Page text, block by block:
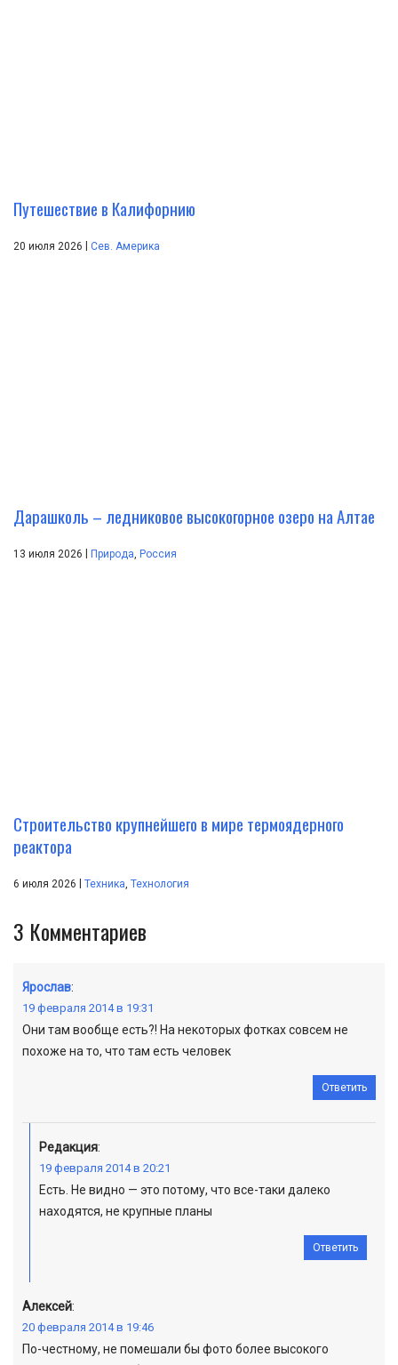
Путешествие в Калифорнию
20 июля 2026 Сев. Америка
Дарашколь – ледниковое высокогорное озеро на Алтае
13 июля 2026 Природа, Россия
Строительство крупнейшего в мире термоядерного
реактора
6 июля 2026 | Техника Технология
3 Комментариев
Ярослав:
19 февраля 2014 в 19:31
Они там вообще есть?! На некоторых фотках совсем не
похоже на то, что там есть человек
Ответить
Редакция:
19 февраля 2014 в 20:21
Есть. Не видно — это потому, что все-таки далеко
находятся, не крупные планы
Ответить
Алексей:
20 февраля 2014 в 19:46
По-честному, не помешали бы фото более высокого